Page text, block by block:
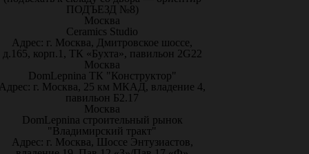
ПОДЪЕЗД №8)
Москва
Ceramics Studio
Адрес: г. Москва, Дмитровское шоссе,
д.165, корп.1, ТК «Бухта», павильон 2G22
Москва
DomLepnina ТК "Конструктор"
г. Москва, 25 км МКАД, владение 4,
павильон Б2.17
Москва
DomLepnina строительный рынок
"Владимирский тракт"
Адрес: г. Москва, Шоссе Энтузиастов,